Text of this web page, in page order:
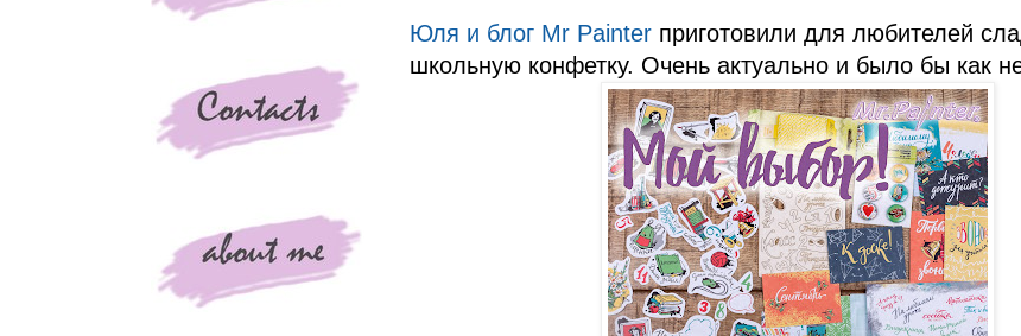
Юля и блог Мr Painter приготовили для любителей
школьную конфетку. Очень актуально и было бы как